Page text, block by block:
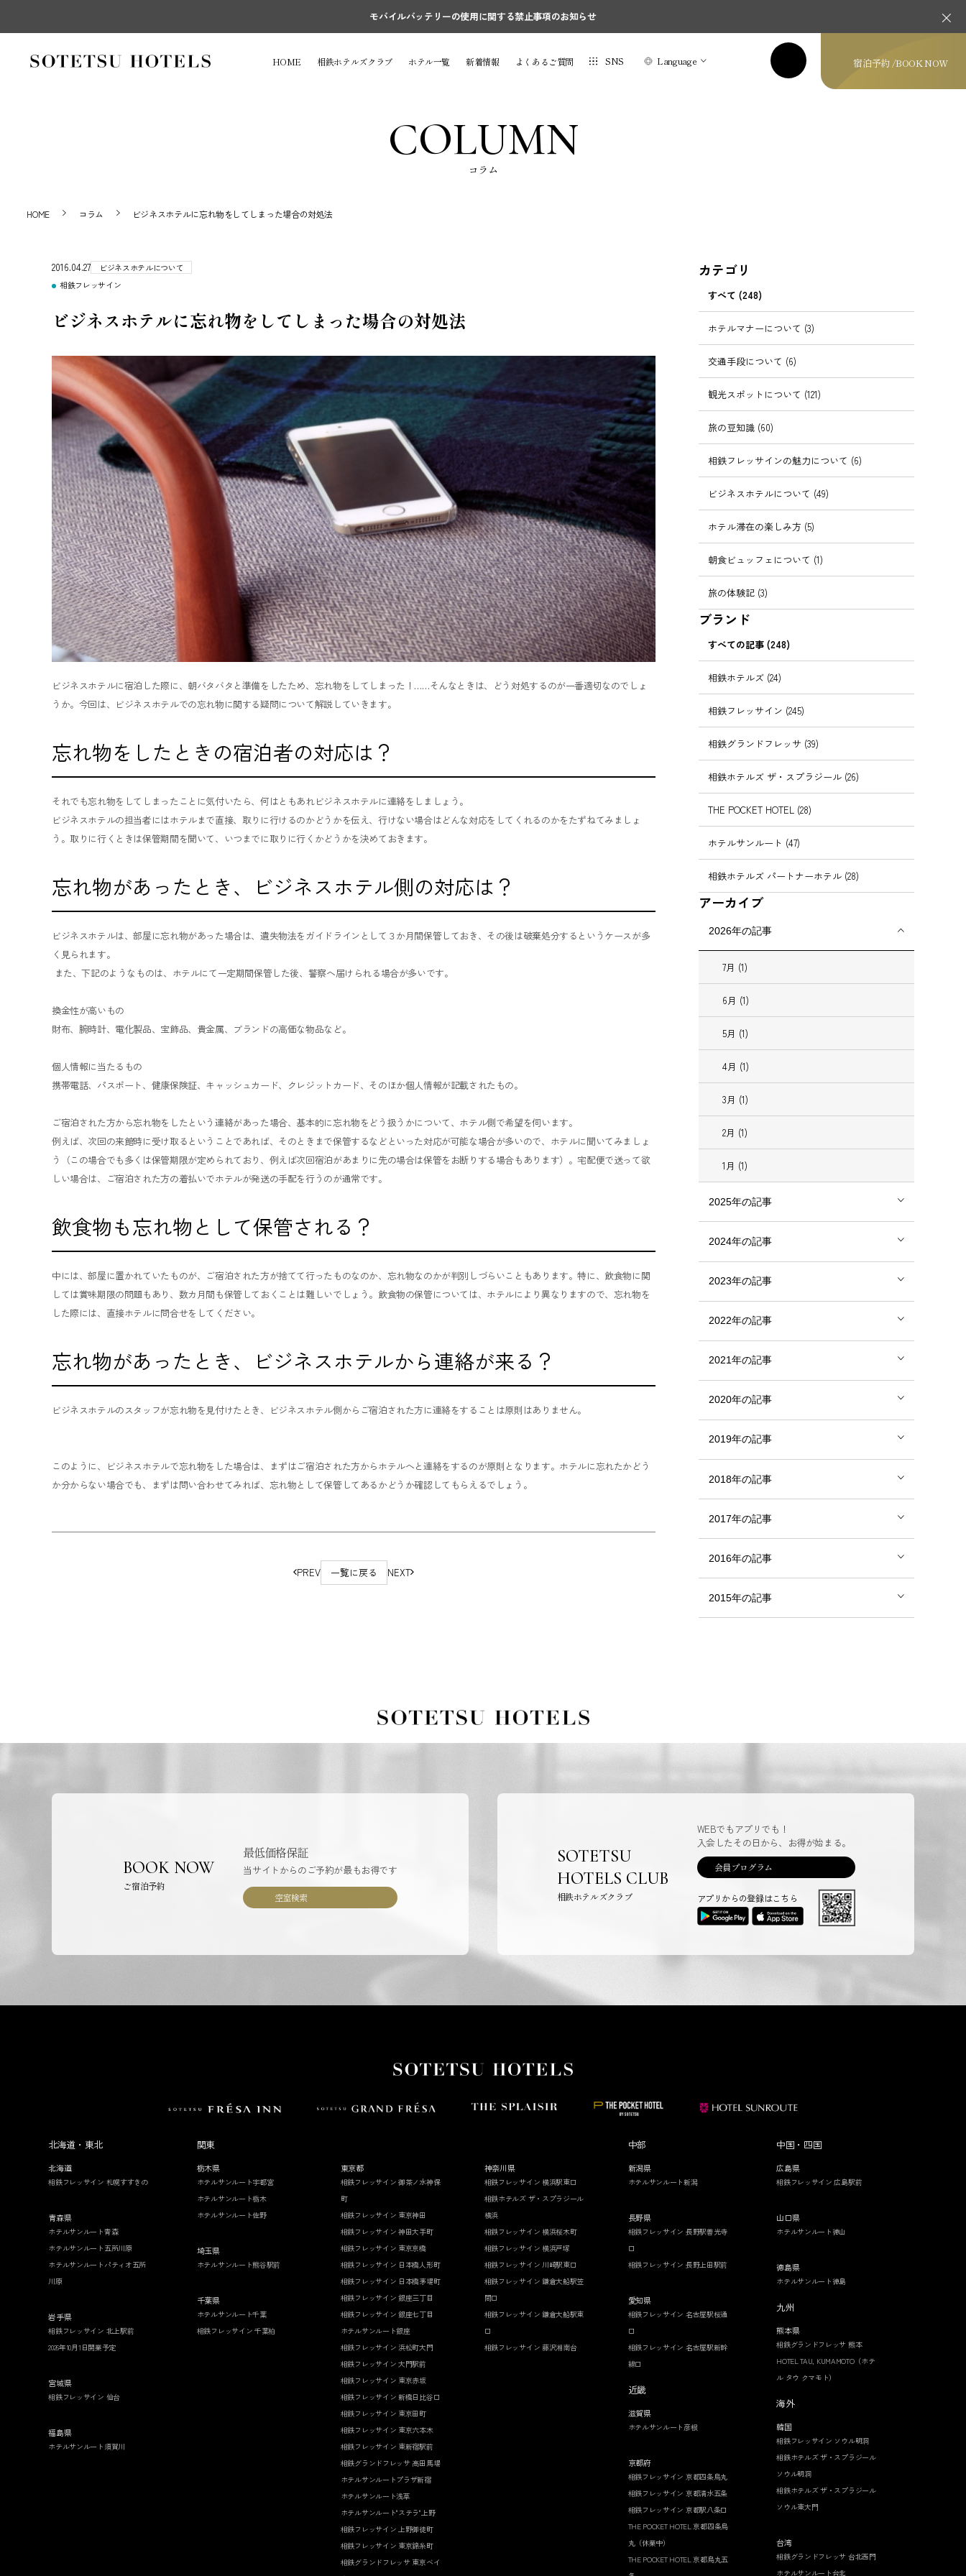
モバイルバッテリーの使用に関する禁止事項のお知らせ
HOME 相鉄ホテルズクラブ ホテル一覧 新着情報 よくあるご質問 SNS Language 宿泊予約 /BOOK NOW
COLUMN
コラム
HOME コラム ビジネスホテルに忘れ物をしてしまった場合の対処法
2016.04.27
ビジネスホテルについて
相鉄フレッサイン
ビジネスホテルに忘れ物をしてしまった場合の対処法
ビジネスホテルに宿泊した際に、朝バタバタと準備をしたため、忘れ物をしてしまった！……そんなときは、どう対処するのが一番適切なのでしょ
うか。今回は、ビジネスホテルでの忘れ物に関する疑問について解説していきます。
忘れ物をしたときの宿泊者の対応は？
それでも忘れ物をしてしまったことに気付いたら、何はともあれビジネスホテルに連絡をしましょう。
ビジネスホテルの担当者にはホテルまで直接、取りに行けるのかどうかを伝え、行けない場合はどんな対応をしてくれるのかをたずねてみましょ
う。取りに行くときは保管期間を聞いて、いつまでに取りに行くかどうかを決めておきます。
忘れ物があったとき、ビジネスホテル側の対応は？
ビジネスホテルは、部屋に忘れ物があった場合は、遺失物法をガイドラインとして３か月間保管しておき、その後は破棄処分するというケースが多
く見られます。
また、下記のようなものは、ホテルにて一定期間保管した後、警察へ届けられる場合が多いです。
換金性が高いもの
財布、腕時計、電化製品、宝飾品、貴金属、ブランドの高価な物品など。
個人情報に当たるもの
携帯電話、パスポート、健康保険証、キャッシュカード、クレジットカード、そのほか個人情報が記載されたもの。
ご宿泊された方から忘れ物をしたという連絡があった場合、基本的に忘れ物をどう扱うかについて、ホテル側で希望を伺います。
例えば、次回の来館時に受け取るということであれば、そのときまで保管するなどといった対応が可能な場合が多いので、ホテルに聞いてみましょ
う（この場合でも多くは保管期限が定められており、例えば次回宿泊があまりに先の場合は保管をお断りする場合もあります）。宅配便で送って欲
しい場合は、ご宿泊された方の着払いでホテルが発送の手配を行うのが通常です。
飲食物も忘れ物として保管される？
中には、部屋に置かれていたものが、ご宿泊された方が捨てて行ったものなのか、忘れ物なのかが判別しづらいこともあります。特に、飲食物に関
しては賞味期限の問題もあり、数カ月間も保管しておくことは難しいでしょう。飲食物の保管については、ホテルにより異なりますので、忘れ物を
した際には、直接ホテルに問合せをしてください。
忘れ物があったとき、ビジネスホテルから連絡が来る？
ビジネスホテルのスタッフが忘れ物を見付けたとき、ビジネスホテル側からご宿泊された方に連絡をすることは原則はありません。
このように、ビジネスホテルで忘れ物をした場合は、まずはご宿泊された方からホテルへと連絡をするのが原則となります。ホテルに忘れたかどう
か分からない場合でも、まずは問い合わせてみれば、忘れ物として保管してあるかどうか確認してもらえるでしょう。
PREV 一覧に戻る NEXT
カテゴリ
すべて (248)
ホテルマナーについて (3)
交通手段について (6)
観光スポットについて (121)
旅の豆知識 (60)
相鉄フレッサインの魅力について (6)
ビジネスホテルについて (49)
ホテル滞在の楽しみ方 (5)
朝食ビュッフェについて (1)
旅の体験記 (3)
ブランド
すべての記事 (248)
相鉄ホテルズ (24)
相鉄フレッサイン (245)
相鉄グランドフレッサ (39)
相鉄ホテルズ ザ・スプラジール (26)
THE POCKET HOTEL (28)
ホテルサンルート (47)
相鉄ホテルズ パートナーホテル (28)
アーカイブ
2026年の記事
7月 (1)
6月 (1)
5月 (1)
4月 (1)
3月 (1)
2月 (1)
1月 (1)
2025年の記事
2024年の記事
2023年の記事
2022年の記事
2021年の記事
2020年の記事
2019年の記事
2018年の記事
2017年の記事
2016年の記事
2015年の記事
BOOK NOW
ご宿泊予約
最低価格保証
当サイトからのご予約が最もお得です
空室検索
SOTETSU
HOTELS CLUB
相鉄ホテルズクラブ
WEBでもアプリでも！
入会したその日から、お得が始まる。
会員プログラム
アプリからの登録はこちら
北海道・東北
北海道
相鉄フレッサイン 札幌すすきの
青森県
ホテルサンルート青森
ホテルサンルート五所川原
ホテルサンルートパティオ五所
川原
岩手県
相鉄フレッサイン 北上駅前
2026年10月1日開業予定
宮城県
相鉄フレッサイン 仙台
福島県
ホテルサンルート須賀川
関東
栃木県
ホテルサンルート宇都宮
ホテルサンルート栃木
ホテルサンルート佐野
埼玉県
ホテルサンルート熊谷駅前
千葉県
ホテルサンルート千葉
相鉄フレッサイン 千葉柏
東京都
相鉄フレッサイン 御茶ノ水神保
町
相鉄フレッサイン 東京神田
相鉄フレッサイン 神田大手町
相鉄フレッサイン 東京京橋
相鉄フレッサイン 日本橋人形町
相鉄フレッサイン 日本橋茅場町
相鉄フレッサイン 銀座三丁目
相鉄フレッサイン 銀座七丁目
ホテルサンルート銀座
相鉄フレッサイン 浜松町大門
相鉄フレッサイン 大門駅前
相鉄フレッサイン 東京赤坂
相鉄フレッサイン 新橋日比谷口
相鉄フレッサイン 東京田町
相鉄フレッサイン 東京六本木
相鉄フレッサイン 東新宿駅前
相鉄グランドフレッサ 高田馬場
ホテルサンルートプラザ新宿
ホテルサンルート浅草
ホテルサンルート"ステラ"上野
相鉄フレッサイン 上野御徒町
相鉄フレッサイン 東京錦糸町
相鉄グランドフレッサ 東京ベイ
神奈川県
相鉄フレッサイン 横浜駅東口
相鉄ホテルズ ザ・スプラジール
横浜
相鉄フレッサイン 横浜桜木町
相鉄フレッサイン 横浜戸塚
相鉄フレッサイン 川崎駅東口
相鉄フレッサイン 鎌倉大船駅笠
間口
相鉄フレッサイン 鎌倉大船駅東
口
相鉄フレッサイン 藤沢湘南台
中部
新潟県
ホテルサンルート新潟
長野県
相鉄フレッサイン 長野駅善光寺
口
相鉄フレッサイン 長野上田駅前
愛知県
相鉄フレッサイン 名古屋駅桜通
口
相鉄フレッサイン 名古屋駅新幹
線口
近畿
滋賀県
ホテルサンルート彦根
京都府
相鉄フレッサイン 京都四条烏丸
相鉄フレッサイン 京都清水五条
相鉄フレッサイン 京都駅八条口
THE POCKET HOTEL 京都四条烏
丸（休業中）
THE POCKET HOTEL 京都烏丸五
中国・四国
広島県
相鉄フレッサイン 広島駅前
山口県
ホテルサンルート徳山
徳島県
ホテルサンルート徳島
九州
熊本県
相鉄グランドフレッサ 熊本
HOTEL TAU, KUMAMOTO（ホテ
ル タウ クマモト）
海外
韓国
相鉄フレッサイン ソウル明洞
相鉄ホテルズ ザ・スプラジール
ソウル明洞
相鉄ホテルズ ザ・スプラジール
ソウル東大門
台湾
相鉄グランドフレッサ 台北西門
ホテルサンルート台北